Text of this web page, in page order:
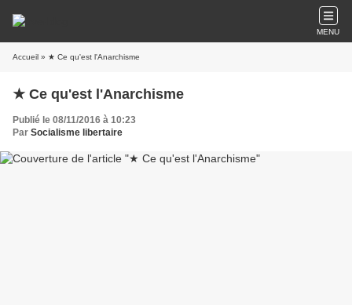
MENU
Accueil » ★ Ce qu'est l'Anarchisme
★ Ce qu'est l'Anarchisme
Publié le 08/11/2016 à 10:23
Par Socialisme libertaire